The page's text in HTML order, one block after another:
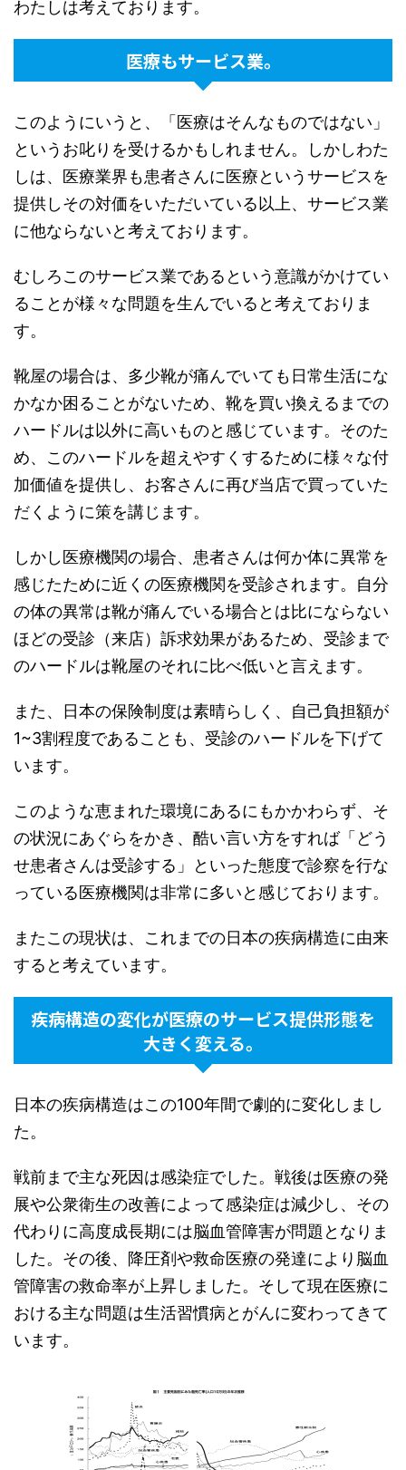
わたしは考えております。
医療もサービス業。
このようにいうと、「医療はそんなものではない」
というお叱りを受けるかもしれません。しかしわた
しは、医療業界も患者さんに医療というサービスを
提供しその対価をいただいている以上、サービス業
に他ならないと考えております。
むしろこのサービス業であるという意識がかけてい
ることが様々な問題を生んでいると考えておりま
す。
靴屋の場合は、多少靴が痛んでいても日常生活にな
かなか困ることがないため、靴を買い換えるまでの
ハードルは以外に高いものと感じています。そのた
め、このハードルを超えやすくするために様々な付
加価値を提供し、お客さんに再び当店で買っていた
だくように策を講じます。
しかし医療機関の場合、患者さんは何か体に異常を
感じたために近くの医療機関を受診されます。自分
の体の異常は靴が痛んでいる場合とは比にならない
ほどの受診（来店）訴求効果があるため、受診まで
のハードルは靴屋のそれに比べ低いと言えます。
また、日本の保険制度は素晴らしく、自己負担額が
1~3割程度であることも、受診のハードルを下げて
います。
このような恵まれた環境にあるにもかかわらず、そ
の状況にあぐらをかき、酷い言い方をすれば「どう
せ患者さんは受診する」といった態度で診察を行な
っている医療機関は非常に多いと感じております。
またこの現状は、これまでの日本の疾病構造に由来
すると考えています。
疾病構造の変化が医療のサービス提供形態を
大きく変える。
日本の疾病構造はこの100年間で劇的に変化しまし
た。
戦前まで主な死因は感染症でした。戦後は医療の発
展や公衆衛生の改善によって感染症は減少し、その
代わりに高度成長期には脳血管障害が問題となりま
した。その後、降圧剤や救命医療の発達により脳血
管障害の救命率が上昇しました。そして現在医療に
おける主な問題は生活習慣病とがんに変わってきて
います。